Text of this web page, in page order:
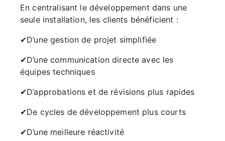
En centralisant le développement dans une
seule installation, les clients bénéficient :
✔D’une gestion de projet simplifiée
✔D’une communication directe avec les
équipes techniques
✔D’approbations et de révisions plus rapides
✔De cycles de développement plus courts
✔D’une meilleure réactivité